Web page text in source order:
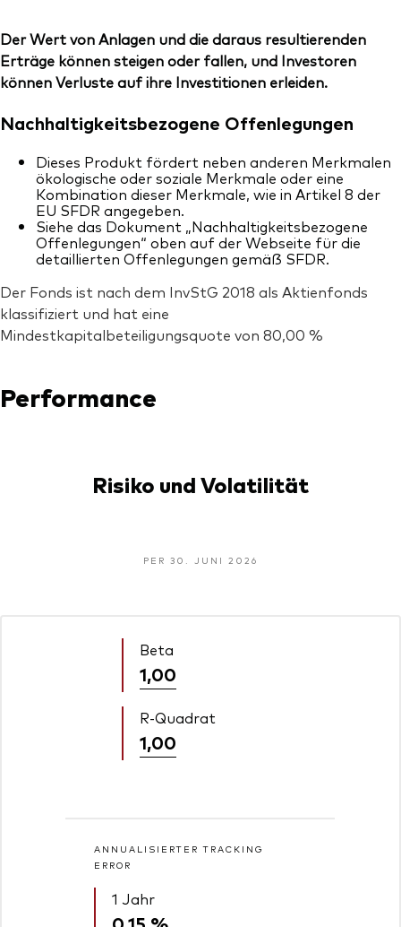
Der Wert von Anlagen und die daraus resultierenden
Erträge können steigen oder fallen, und Investoren
können Verluste auf ihre Investitionen erleiden.
Nachhaltigkeitsbezogene Offenlegungen
Dieses Produkt fördert neben anderen Merkmalen
ökologische oder soziale Merkmale oder eine
Kombination dieser Merkmale, wie in Artikel 8 der
EU SFDR angegeben.
Siehe das Dokument „Nachhaltigkeitsbezogene
Offenlegungen“ oben auf der Webseite für die
detaillierten Offenlegungen gemäß SFDR.
Der Fonds ist nach dem InvStG 2018 als Aktienfonds
klassifiziert und hat eine
Mindestkapitalbeteiligungsquote von 80,00 %
Performance
Risiko und Volatilität
PER 30. JUNI 2026
Beta
1,00
R-Quadrat
1,00
ANNUALISIERTER TRACKING
ERROR
1 Jahr